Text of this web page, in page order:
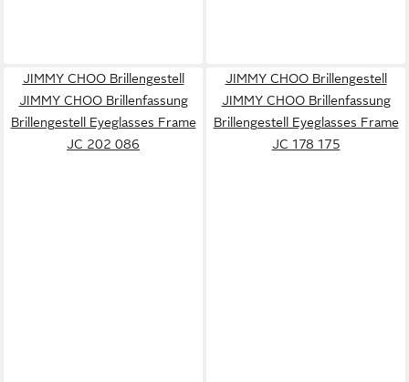
JIMMY CHOO Brillengestell
JIMMY CHOO Brillenfassung
Brillengestell Eyeglasses Frame
JC 202 086
JIMMY CHOO Brillengestell
JIMMY CHOO Brillenfassung
Brillengestell Eyeglasses Frame
JC 178 175